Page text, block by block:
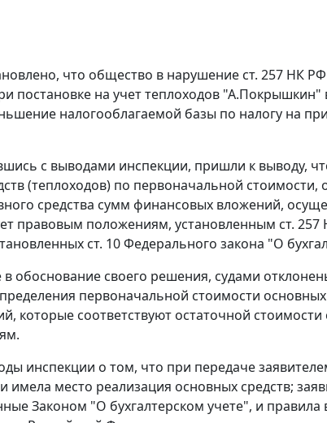
что общество в нарушение ст. 257 НК РФ
постановке на учет теплоходов
налогооблагаемой базы по налогу на
с выводами инспекции, пришли к выводу,
(теплоходов) по первоначальной стоимости,
средства сумм финансовых вложений,
правовым положениям, установленным ст. 257
ст. 10Федерального закона "О
обоснование своего решения, судами
первоначальной стоимости
которые соответствуют остаточной
инспекции о том, что при передаче
место реализация основных средств;
Законом "О бухгалтерском учете", и правила